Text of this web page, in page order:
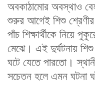
অবকাঠামোর অবস্থাও
শুরুর আগেই শিশু শ্রেণীর
পাঁচ শিক্ষার্থীকে নিয়ে
মেঝে। এই দুর্ঘটনায় শিশু
ঘটে যেতে পারতো।
সচেতন হলে এমন ঘটনা